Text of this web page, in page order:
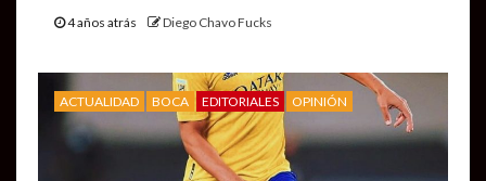
4 años atrás Diego Chavo Fucks
ACTUALIDAD BOCA EDITORIALES OPINIÓN